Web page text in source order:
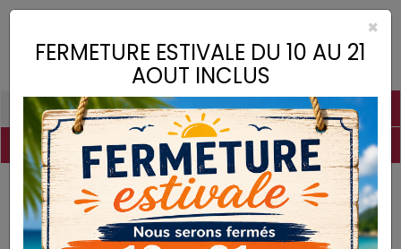
Toggle
PIGMENTS CHAUX CHARGES LIANTS
COLLES DROGUERIE MATÉRIEL DESTOCKAGE
Pigments Orange Ercolano
×
FERMETURE ESTIVALE DU 10 AU 21
AOUT INCLUS